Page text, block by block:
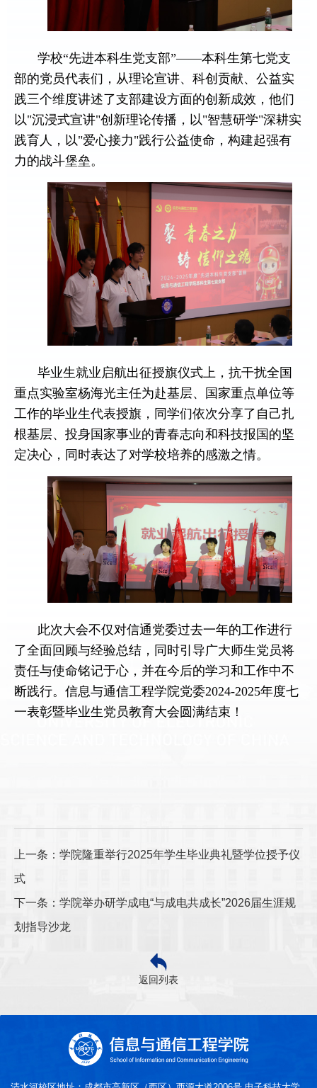
学校“先进本科生党支部”——本科生第七党支
部的党员代表们，从理论宣讲、科创贡献、公益实
践三个维度讲述了支部建设方面的创新成效，他们
以"沉浸式宣讲"创新理论传播，以"智慧研学"深耕实
践育人，以"爱心接力"践行公益使命，构建起强有
力的战斗堡垒。
毕业生就业启航出征授旗仪式上，抗干扰全国
重点实验室杨海光主任为赴基层、国家重点单位等
工作的毕业生代表授旗，同学们依次分享了自己扎
根基层、投身国家事业的青春志向和科技报国的坚
定决心，同时表达了对学校培养的感激之情。
此次大会不仅对信通党委过去一年的工作进行
了全面回顾与经验总结，同时引导广大师生党员将
责任与使命铭记于心，并在今后的学习和工作中不
断践行。信息与通信工程学院党委2024-2025年度七
一表彰暨毕业生党员教育大会圆满结束！
上一条：学院隆重举行2025年学生毕业典礼暨学位授予仪
式
下一条：学院举办研学成电“与成电共成长”2026届生涯规
划指导沙龙
返回列表